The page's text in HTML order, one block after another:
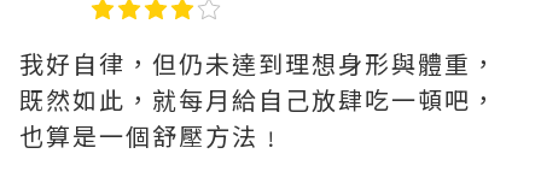
我好自律，但仍未達到理想身形與體重，
既然如此，就每月給自己放肆吃一頓吧，
也算是一個舒壓方法﹗